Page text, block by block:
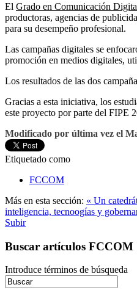
El Grado en Comunicación
productoras, agencias de
para su desempeño profesional.
Las campañas digitales se
promoción en medios digitales,
Los resultados de las dos
Gracias a esta iniciativa, los
este proyecto por parte del FIPE
Modificado por última vez el
Etiquetado como
FCCOM
Más en esta sección: « Un
inteligencia, tecnoogías y
Subir
Buscar artículos FCCOM
Introduce términos de búsqueda